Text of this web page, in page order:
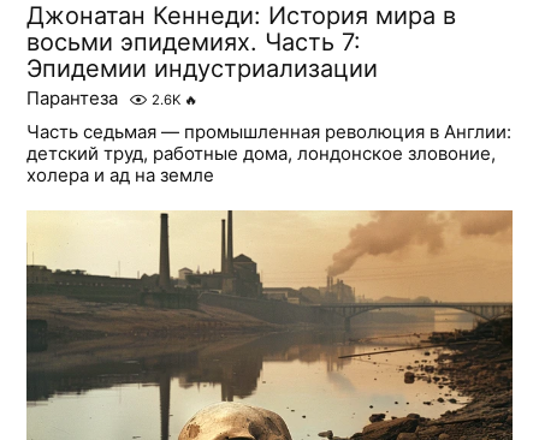
Джонатан Кеннеди: История мира в
восьми эпидемиях. Часть 7:
Эпидемии индустриализации
Парантеза 2.6K 🔥
Часть седьмая — промышленная революция в Англии:
детский труд, работные дома, лондонское зловоние,
холера и ад на земле